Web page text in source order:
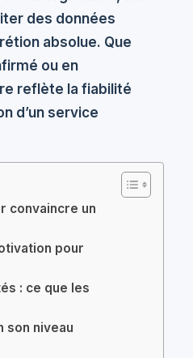
des données
absolue. Que
ou en
reflète la fiabilité
d’un service
convaincre un
pour
: ce que les
son niveau